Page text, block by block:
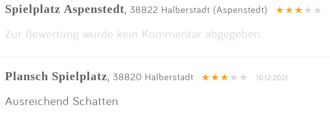
Spielplatz Aspenstedt, 38822 Halberstadt (Aspenstedt)
Zur Bewertung wurde kein Kommentar abgegeben.
Plansch Spielplatz, 38820 Halberstadt 10.12.2021
Ausreichend Schatten